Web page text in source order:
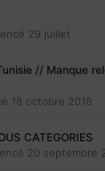
29 juillet
// Manque
18 octobre 2018
CATEGORIES
20 septembre